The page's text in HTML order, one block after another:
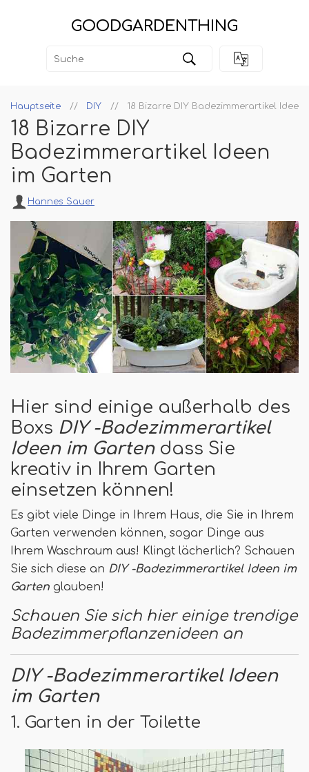
GOODGARDENTHING
Hauptseite DIY 18 Bizarre DIY Badezimmerartikel Ideen
18 Bizarre DIY
Badezimmerartikel Ideen
im Garten
Hannes Sauer
Hier sind einige außerhalb des
Boxs DIY -Badezimmerartikel
Ideen im Gartendass Sie
kreativ in Ihrem Garten
einsetzen können!
Es gibt viele Dinge in Ihrem Haus, die Sie in Ihrem
Garten verwenden können, sogar Dinge aus
Ihrem Waschraum aus! Klingt lächerlich? Schauen
Sie sich diese an DIY -Badezimmerartikel Ideen im
Garten glauben!
Schauen Sie sich hier einige trendige
Badezimmerpflanzenideen an
DIY -Badezimmerartikel Ideen
im Garten
1. Garten in der Toilette